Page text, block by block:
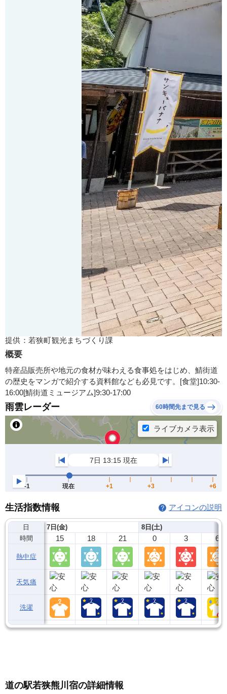
提供：若狭町観光まちづくり課
概要
特産品販売所や地元の食材が味わえる食事処をはじめ、鯖街道
の歴史をマンガで紹介する資料館なども必見です。[食堂]10:30-
16:00[鯖街道ミュージアム]9:30-17:00
雨雲レーダー 60時間先まで見る
生活指数情報 アイコンの説明
日
時間
熱中症
天気痛
洗濯
7日(金)
15 18 21
8日(土)
0 3 6
道の駅若狭熊川宿の詳細情報